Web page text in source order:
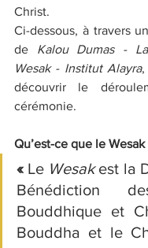
Christ.
Ci-dessous, à travers
de Kalou Dumas -
Wesak - Institut Alayra,
découvrir le
cérémonie.
Qu’est-ce que le Wesak
« Le Wesak est la
Bénédiction
Bouddhique et
Bouddha et le